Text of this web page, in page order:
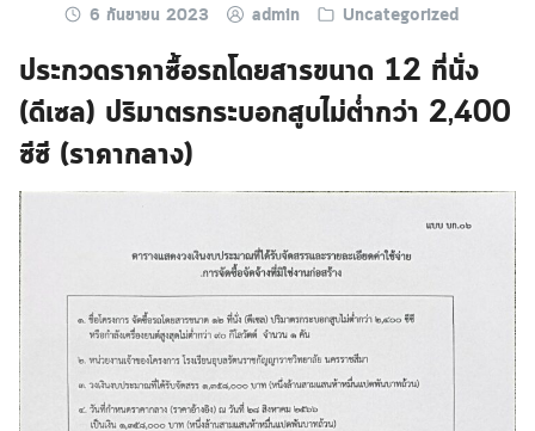
6 กันยายน 2023 admin Uncategorized
ประกวดราคาซื้อรถโดยสารขนาด 12 ที่นั่ง
(ดีเซล) ปริมาตรกระบอกสูบไม่ต่ำกว่า 2,400
ซีซี (ราคากลาง)